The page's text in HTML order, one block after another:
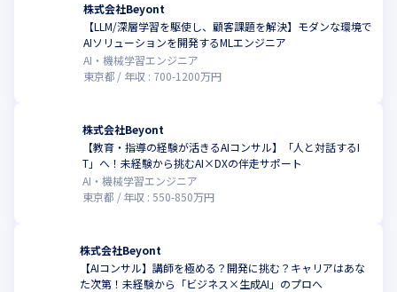
株式会社Beyont
【LLM/深層学習を駆使し、顧客課題を解決】モダンな環境で
AIソリューションを開発するMLエンジニア
AI・機械学習エンジニア
東京都
年収 : 700-1200万円
株式会社Beyont
【教育・指導の経験が活きるAIコンサル】「人と対話するI
T」へ！未経験から挑むAI×DXの伴走サポート
AI・機械学習エンジニア
東京都
年収 :550-850万円
株式会社Beyont
【AIコンサル】講師を極める？開発に挑む？キャリアはあな
た次第！未経験から「ビジネス×生成AI」のプロへ